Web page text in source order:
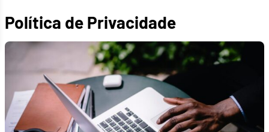
Política de Privacidade